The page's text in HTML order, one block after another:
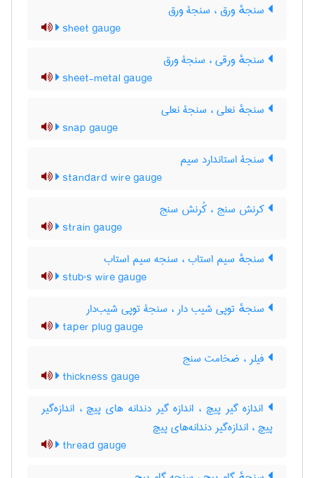
سنجهٔ ورق ، سنجۀ ورق
sheet gauge
سنجهٔ ورقی ، سنجۀ ورق
sheet-metal gauge
سنجهٔ نعلی ، سنجۀ نعلی
snap gauge
سنجۀ استاندارد سیم
standard wire gauge
کرنش سنج ، کُرنش سنج
strain gauge
سنجهٔ سیم استاب ، سنجه سیم استاب
stub's wire gauge
سنجهٔ توپی شیب دار ، سنجۀ توپی شیب‌دار
taper plug gauge
فیلر ، ضخامت سنج
thickness gauge
اندازه گیر پیچ ، اندازه گیر دندانه های پیچ ، اندازه‌گیر
پیچ ، اندازه‌گیر دندانه‌های پیچ
thread gauge